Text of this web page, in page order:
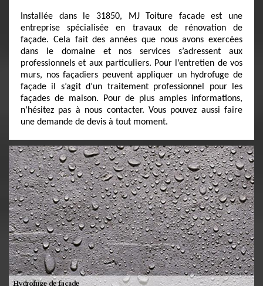
Installée dans le 31850, MJ Toiture facade est une
entreprise spécialisée en travaux de rénovation de
façade. Cela fait des années que nous avons exercées
dans le domaine et nos services s’adressent aux
professionnels et aux particuliers. Pour l’entretien de vos
murs, nos façadiers peuvent appliquer un hydrofuge de
façade il s’agit d’un traitement professionnel pour les
façades de maison. Pour de plus amples informations,
n’hésitez pas à nous contacter. Vous pouvez aussi faire
une demande de devis à tout moment.